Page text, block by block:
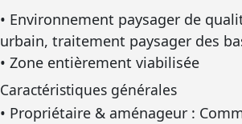
• Environnement paysager de
urbain, traitement paysager des
• Zone entièrement viabilisée
Caractéristiques générales
• Propriétaire & aménageur :